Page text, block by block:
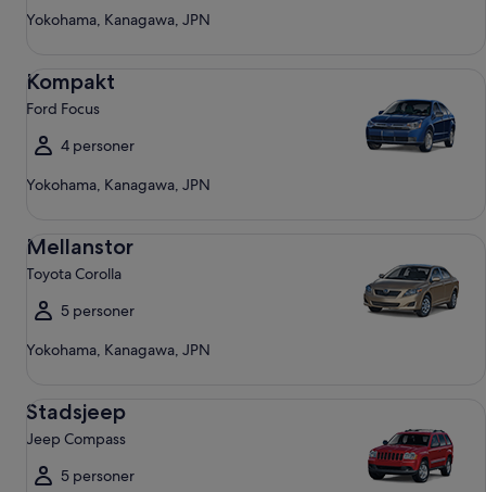
Yokohama, Kanagawa, JPN
Kompakt
Ford Focus
4 personer
Yokohama, Kanagawa, JPN
Mellanstor
Toyota Corolla
5 personer
Yokohama, Kanagawa, JPN
Stadsjeep
Jeep Compass
5 personer